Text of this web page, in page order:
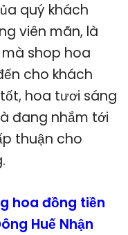
quý khách
viên mãn, là
shop hoa
cho khách
hoa tươi sáng
đang nhắm tới
thuận cho
hoa đồng tiền
Huế Nhận